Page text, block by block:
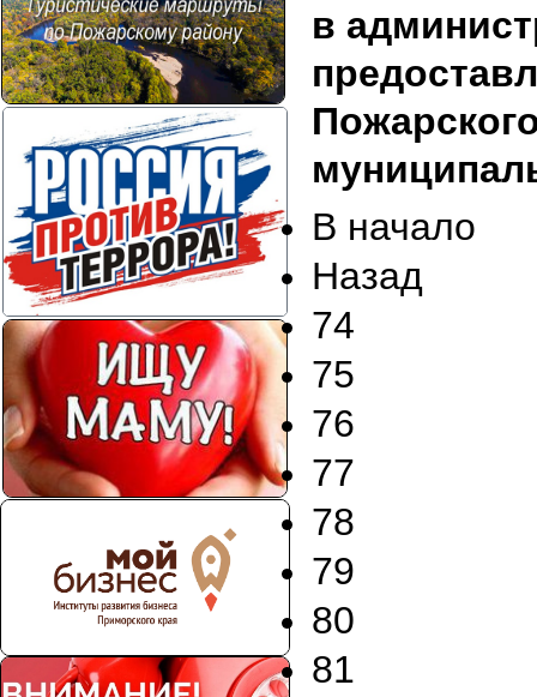
в
В начало
Назад
74
75
76
77
78
79
80
81